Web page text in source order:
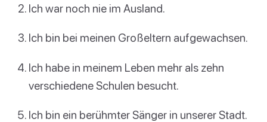
Ich war noch nie im Ausland.
Ich bin bei meinen Großeltern aufgewachsen.
Ich habe in meinem Leben mehr als zehn
verschiedene Schulen besucht.
Ich bin ein berühmter Sänger in unserer Stadt.